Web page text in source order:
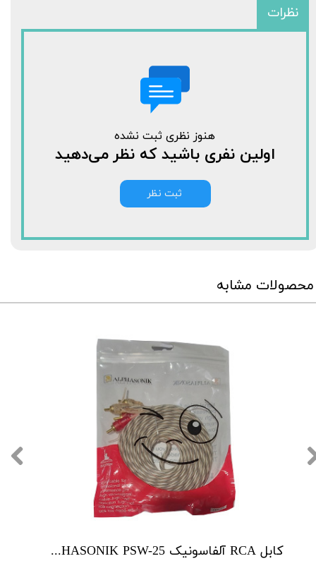
نظرات
هنوز نظری ثبت نشده
اولین نفری باشید که نظر می‌دهید
ثبت نظر
محصولات مشابه
کابل RCA آلفاسونیک ALPHASONIK PSW-25